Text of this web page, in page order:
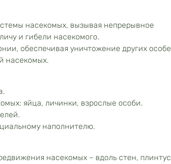
насекомых, вызывая непрерывное
и гибели насекомого.
обеспечивая уничтожение других
насекомых.
яйца, личинки, взрослые особи.
наполнителю.
насекомых – вдоль стен,